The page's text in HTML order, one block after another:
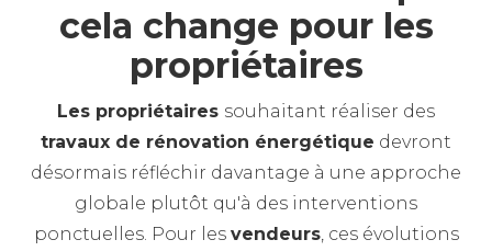
cela change pour les
propriétaires
Les propriétaires souhaitant réaliser des
travaux de rénovation énergétique devront
désormais réfléchir davantage à une approche
globale plutôt qu'à des interventions
ponctuelles. Pour les vendeurs, ces évolutions